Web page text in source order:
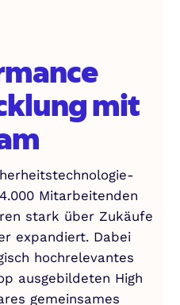
mit
Mitarbeitenden
stark über Zukäufe
expandiert. Dabei
hochrelevantes
ausgebildeten High
gemeinsames